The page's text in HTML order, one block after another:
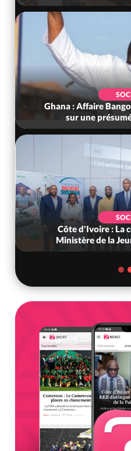
Ghana : Affaire
sur une
Côte d'Ivoire : La
Ministère de la